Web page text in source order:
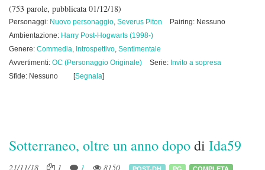
(753 parole, pubblicata 01/12/18)
Personaggi: Nuovo personaggio, Severus Piton
Pairing: Nessuno
Ambientazione: Harry Post-Hogwarts (1998-)
Genere: Commedia, Introspettivo, Sentimentale
Avvertimenti: OC (Personaggio Originale) Serie: Invito a sopresa
Sfide: Nessuno
[Segnala]
Sotterraneo, oltre un anno dopodi Ida59
21/11/18 1 1 8150